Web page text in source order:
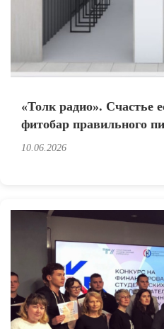
«Толк радио». Счастье
фитобар правильного
10.06.2026